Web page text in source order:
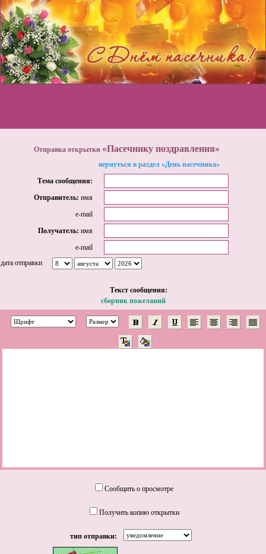
Отправка открытки «Пасечнику поздравления»
вернуться в раздел «День пасечника»
Тема сообщения:
Отправитель: имя
e-mail
Получатель: имя
e-mail
дата отправки
Tекст сообщения:
сборник пожеланий
Сообщить о просмотре
Получить копию открытки
тип отправки: